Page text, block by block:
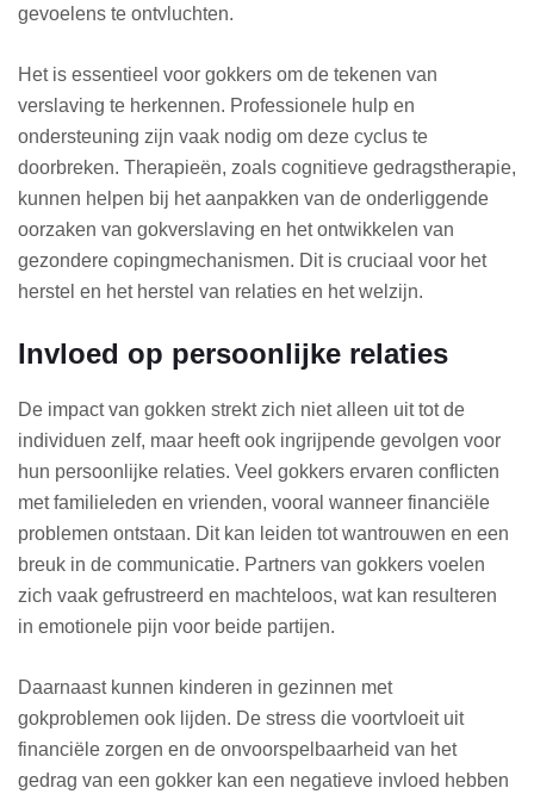
gevoelens te ontvluchten.
Het is essentieel voor gokkers om de tekenen van
verslaving te herkennen. Professionele hulp en
ondersteuning zijn vaak nodig om deze cyclus te
doorbreken. Therapieën, zoals cognitieve gedragstherapie,
kunnen helpen bij het aanpakken van de onderliggende
oorzaken van gokverslaving en het ontwikkelen van
gezondere copingmechanismen. Dit is cruciaal voor het
herstel en het herstel van relaties en het welzijn.
Invloed op persoonlijke relaties
De impact van gokken strekt zich niet alleen uit tot de
individuen zelf, maar heeft ook ingrijpende gevolgen voor
hun persoonlijke relaties. Veel gokkers ervaren conflicten
met familieleden en vrienden, vooral wanneer financiële
problemen ontstaan. Dit kan leiden tot wantrouwen en een
breuk in de communicatie. Partners van gokkers voelen
zich vaak gefrustreerd en machteloos, wat kan resulteren
in emotionele pijn voor beide partijen.
Daarnaast kunnen kinderen in gezinnen met
gokproblemen ook lijden. De stress die voortvloeit uit
financiële zorgen en de onvoorspelbaarheid van het
gedrag van een gokker kan een negatieve invloed hebben